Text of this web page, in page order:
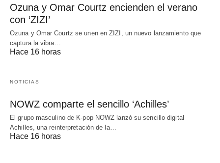
Ozuna y Omar Courtz encienden el verano
con ‘ZIZI’
Ozuna y Omar Courtz se unen en ZIZI, un nuevo lanzamiento que
captura la vibra…
Hace 16 horas
NOTICIAS
NOWZ comparte el sencillo ‘Achilles’
El grupo masculino de K-pop NOWZ lanzó su sencillo digital
Achilles, una reinterpretación de la…
Hace 16 horas